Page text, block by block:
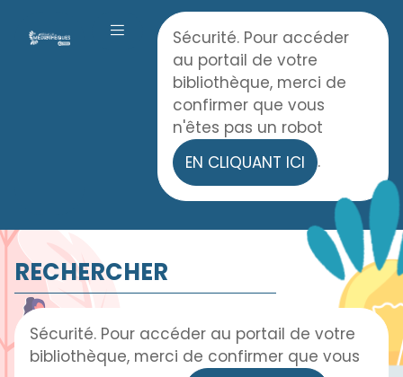
Accueil
OUVRIR LE MENU
Sécurité. Pour accéder
au portail de votre
bibliothèque, merci de
confirmer que vous
n'êtes pas un robot
EN CLIQUANT ICI
.
RECHERCHER
Sécurité. Pour accéder au portail de votre
bibliothèque, merci de confirmer que vous
Panneau de gestion des cookies